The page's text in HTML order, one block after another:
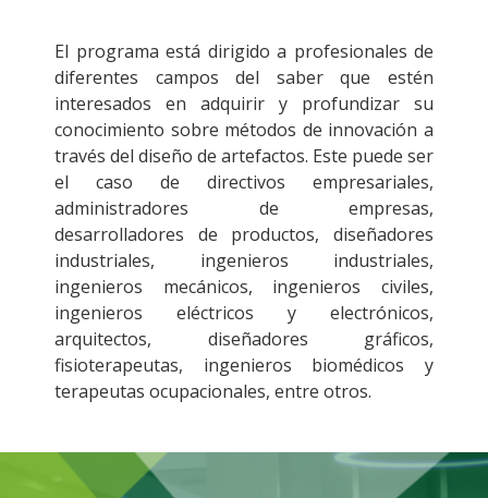
El programa está dirigido a profesionales de
diferentes campos del saber que estén
interesados en adquirir y profundizar su
conocimiento sobre métodos de innovación a
través del diseño de artefactos. Este puede ser
el caso de directivos empresariales,
administradores de empresas,
desarrolladores de productos, diseñadores
industriales, ingenieros industriales,
ingenieros mecánicos, ingenieros civiles,
ingenieros eléctricos y electrónicos,
arquitectos, diseñadores gráficos,
fisioterapeutas, ingenieros biomédicos y
terapeutas ocupacionales, entre otros.